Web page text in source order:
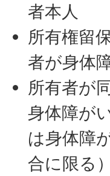
者本人
所有権留
者が身体
所有者が
身体障が
は身体障
合に限る